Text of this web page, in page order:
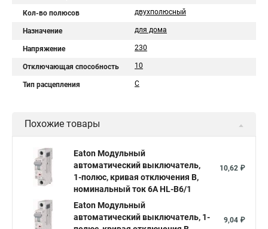
Кол-во полюсов двухполюсный
Назначение для дома
Напряжение 230
Отключающая способность 10
Тип расцепления C
Похожие товары
Eaton Модульный
автоматический выключатель,
1-полюс, кривая отключения B,
номинальный ток 6А HL-B6/1
10,62 ₽
Eaton Модульный
автоматический выключатель, 1-
9,04 ₽